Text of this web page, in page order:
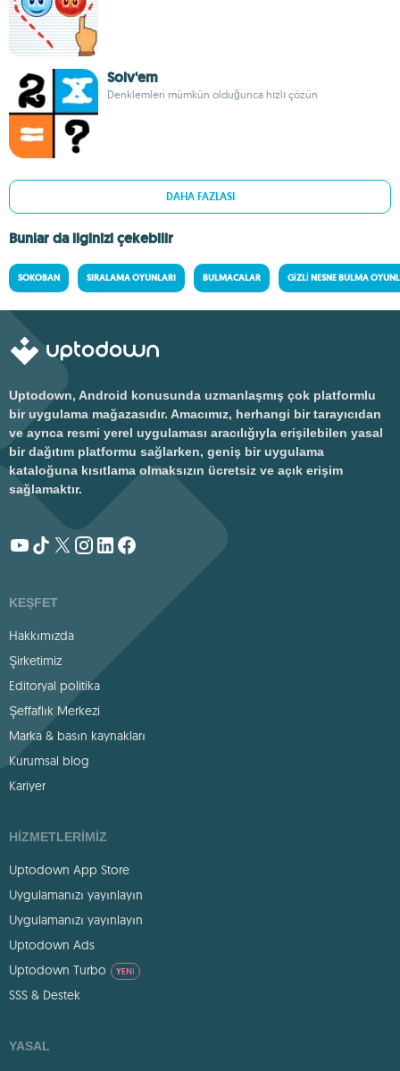
Solv'em
Denklemleri mümkün olduğunca hızlı çözün
DAHA FAZLASI
Bunlar da ilginizi çekebilir
SOKOBAN SIRALAMA OYUNLARI BULMACALAR GIZLI NESNE BULMA
Uptodown, Android konusunda uzmanlaşmış çok platformlu
bir uygulama mağazasıdır. Amacımız, herhangi bir tarayıcıdan
ve ayrıca resmi yerel uygulaması aracılığıyla erişilebilen yasal
bir dağıtım platformu sağlarken, geniş bir uygulama
kataloğuna kısıtlama olmaksızın ücretsiz ve açık erişim
sağlamaktır.
KEŞFET
Hakkımızda
Şirketimiz
Editoryal politika
Şeffaflık Merkezi
Marka & basın kaynakları
Kurumsal blog
Kariyer
HIZMETLERIMIZ
Uptodown App Store
Uygulamanızı yayınlayın
Uygulamanızı yayınlayın
Uptodown Ads
Uptodown Turbo
YENI
SSS & Destek
YASAL